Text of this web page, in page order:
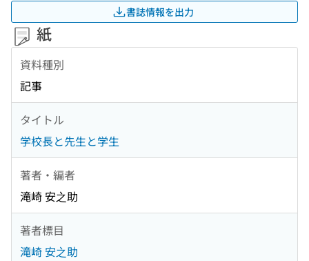
書誌情報を出力
紙
資料種別
記事
タイトル
学校長と先生と学生
著者・編者
滝崎 安之助
著者標目
滝崎 安之助